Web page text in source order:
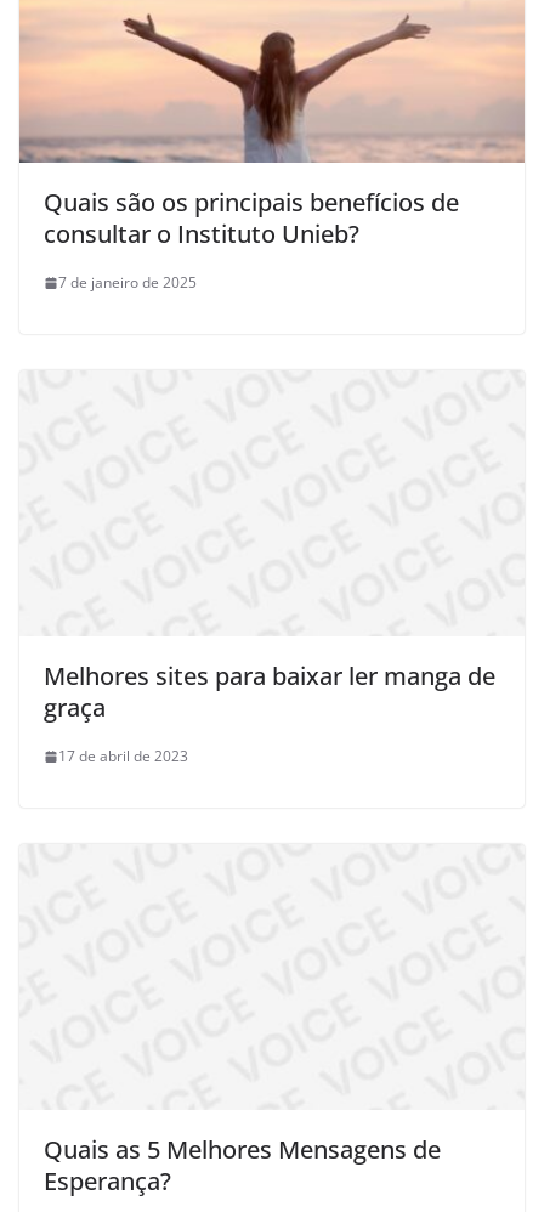
Quais são os principais benefícios de
consultar o Instituto Unieb?
7 de janeiro de 2025
Melhores sites para baixar ler manga de
graça
17 de abril de 2023
Quais as 5 Melhores Mensagens de
Esperança?